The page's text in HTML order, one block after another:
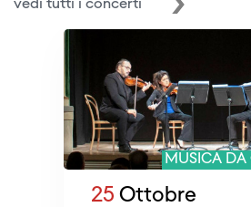
vedi tutti i concerti
MUSICA
25 Ottobre